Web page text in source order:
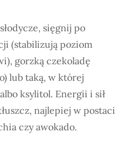
sięgnij po
(stabilizują poziom
gorzką czekoladę
lub taką, w której
ksylitol. Energii i sił
najlepiej w postaci
czy awokado.